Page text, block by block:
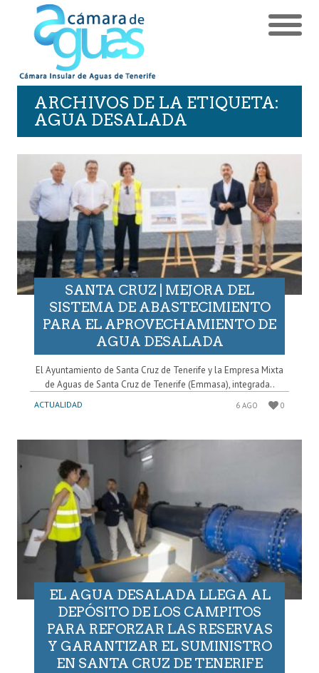
ARCHIVOS DE LA ETIQUETA:
AGUA DESALADA
SANTA CRUZ | MEJORA DEL
SISTEMA DE ABASTECIMIENTO
PARA EL APROVECHAMIENTO DE
AGUA DESALADA
El Ayuntamiento de Santa Cruz de Tenerife y la Empresa Mixta
de Aguas de Santa Cruz de Tenerife (Emmasa), integrada..
ACTUALIDAD 6 AGO 0
EL AGUA DESALADA LLEGA AL
DEPÓSITO DE LOS CAMPITOS
PARA REFORZAR LAS RESERVAS
Y GARANTIZAR EL SUMINISTRO
EN SANTA CRUZ DE TENERIFE